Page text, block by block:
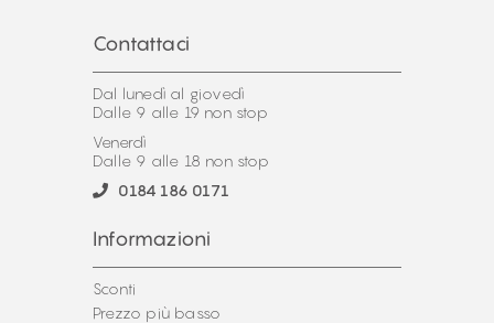
Contattaci
Dal lunedì al giovedì
Dalle 9 alle 19 non stop
Venerdì
Dalle 9 alle 18 non stop
0184 186 0171
Informazioni
Sconti
Prezzo più basso